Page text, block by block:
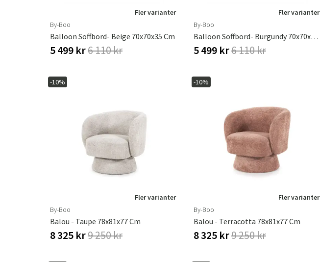
Fler varianter
By-Boo
Balloon Soffbord- Beige 70x70x35 Cm
5 499 kr6 110 kr
Fler varianter
By-Boo
Balloon Soffbord- Burgundy 70x70x35 Cm
5 499 kr6 110 kr
-10%
Fler varianter
By-Boo
Balou - Taupe 78x81x77 Cm
8 325 kr9 250 kr
-10%
Fler varianter
By-Boo
Balou - Terracotta 78x81x77 Cm
8 325 kr9 250 kr